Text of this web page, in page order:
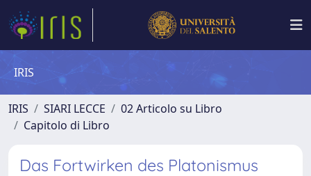
IRIS
IRIS SIARI LECCE
02 Articolo su Libro
Capitolo di Libro
Das Fortwirken des Platonismus